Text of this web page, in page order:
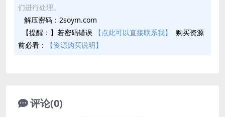
们进行处理。
解压密码：2soym.com
【提醒：】若密码错误
【点此可以直接联系我】
购买资源
前必看：
【资源购买说明】
评论(0)